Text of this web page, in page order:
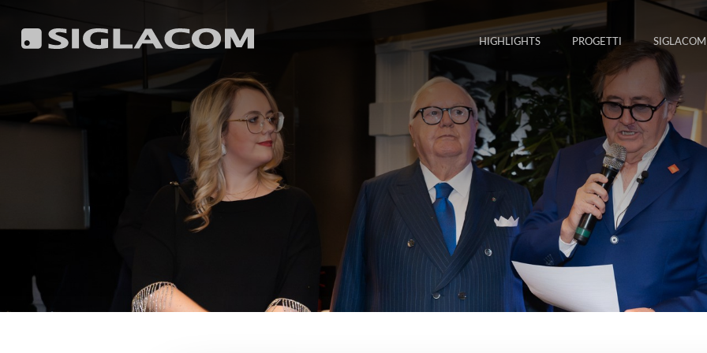
HIGHLIGHTS PROGETTI SIGLACOM